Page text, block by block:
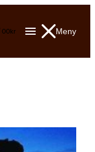
Meny
00kr